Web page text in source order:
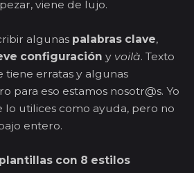
viene de lujo.
algunas palabras clave,
configuración y voilà. Texto
tiene erratas y algunas
para eso estamos nosotr@s. Yo
utilices como ayuda, pero no
entero.
con 8 estilos